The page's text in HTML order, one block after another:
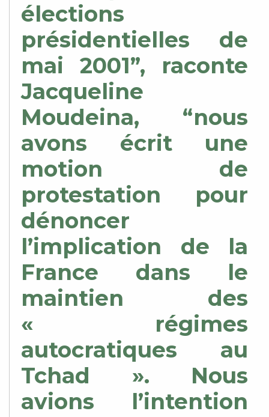
élections
présidentielles de
mai 2001”, raconte
Jacqueline
Moudeina, “nous
avons écrit une
motion de
protestation pour
dénoncer
l’implication de la
France dans le
maintien des
« régimes
autocratiques au
Tchad ». Nous
avions l’intention